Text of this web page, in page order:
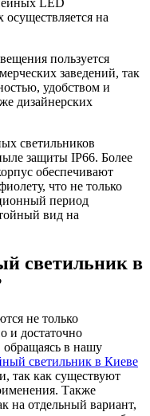
осуществляется на
пользуется
заведений, так
удобством и
дизайнерских
светильников
защиты IP66. Более
обеспечивают
что не только
период
вид на
светильник в
не только
и достаточно
в нашу
светильник в Киеве
так как существуют
Также
на отдельный вариант,